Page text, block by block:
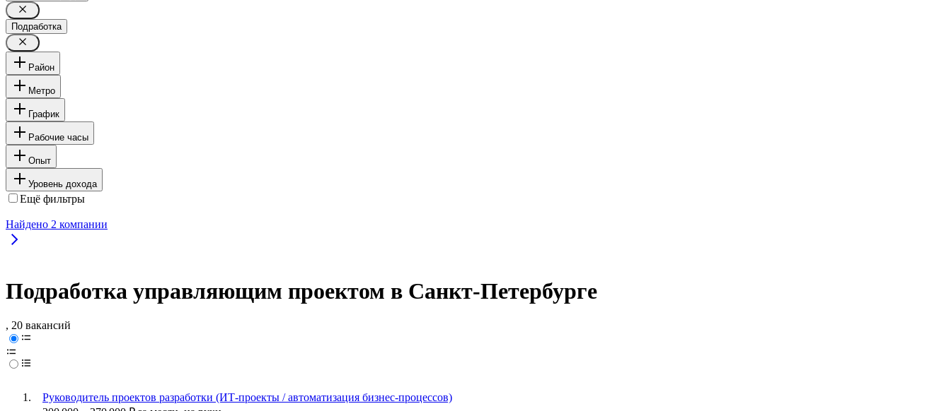
Подработка
Район
Метро
График
Рабочие часы
Опыт
Уровень дохода
Ещё фильтры
Найдено 2 компании
Подработка управляющим проектом в Санкт-Петербурге
, 20 вакансий
Руководитель проектов разработки (ИТ-проекты / автоматизация бизнес-процессов)